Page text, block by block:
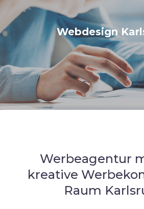
Webdesign
Werbeagentur
kreative
Raum